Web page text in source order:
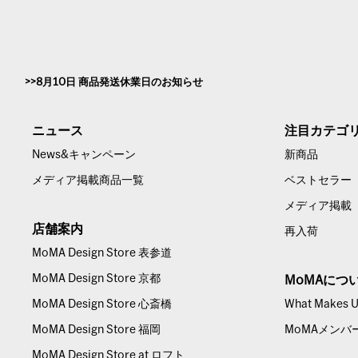
8月10日 商品発送休業日のお知らせ
ニュース
News&キャンペーン
メディア掲載商品一覧
店舗案内
MoMA Design Store 表参道
MoMA Design Store 京都
MoMA Design Store 心斎橋
MoMA Design Store 福岡
MoMA Design Store at ロフト
注目カテゴ
新商品
ベストセラー
メディア掲載
再入荷
MoMAにつ
What Makes
MoMAメンバ